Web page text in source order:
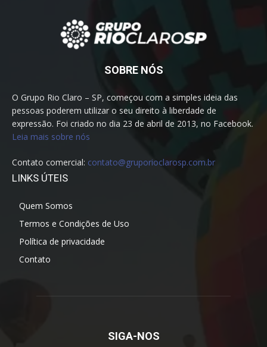
SOBRE NÓS
O Grupo Rio Claro – SP, começou com a simples ideia das
pessoas poderem utilizar o seu direito à liberdade de
expressão. Foi criado no dia 23 de abril de 2013, no Facebook.
Leia mais sobre nós
Contato comercial: contato@gruporioclarosp.com.br
LINKS ÚTEIS
Quem Somos
Termos e Condições de Uso
Política de privacidade
Contato
SIGA-NOS